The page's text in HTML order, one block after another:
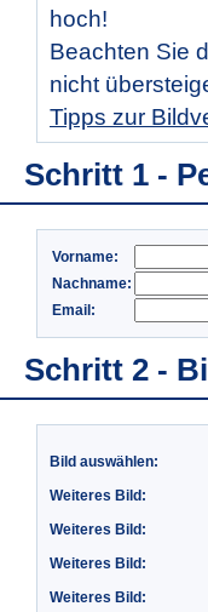
hoch!
Beachten Sie
nicht
Tipps zur
Schritt 1 -
Vorname:
Nachname:
Email:
Schritt 2 -
Bild auswählen:
Weiteres Bild:
Weiteres Bild:
Weiteres Bild:
Weiteres Bild: